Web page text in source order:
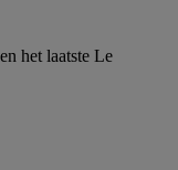
het laatste Le